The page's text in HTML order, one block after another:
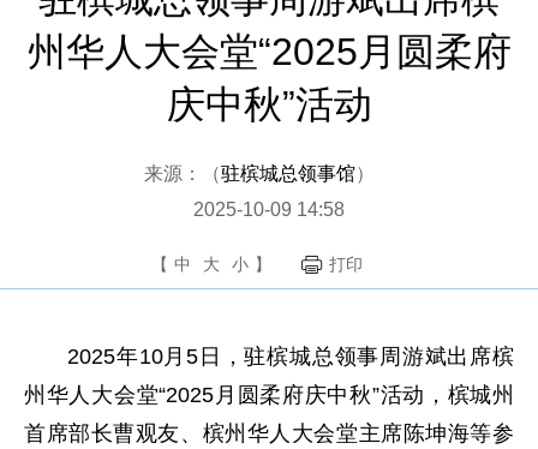
州华人大会堂“2025月圆柔府
庆中秋”活动
来源：（驻槟城总领事馆）
2025-10-09 14:58
【 中 大 小 】 打印
2025年10月5日，驻槟城总领事周游斌出席槟
州华人大会堂“2025月圆柔府庆中秋”活动，槟城州
首席部长曹观友、槟州华人大会堂主席陈坤海等参